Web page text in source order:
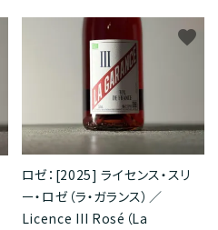
ロゼ：[2025] ライセンス・スリ
ー・ロゼ（ラ・ガランス）／
Licence III Rosé（La
favorite